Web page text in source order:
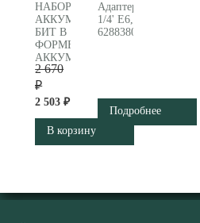
НАБОР
АККУМУЛЯТОРНЫХ
БИТ В
ФОРМЕ
АККУМУЛЯТОРА,
32
ПРЕДМЕТА,
METABO
(626696000)
2 670
₽
2 503 ₽
В корзину
Адаптер Metabo
1/4' E6,3 на 1/2' 72 мм
628838000
Подробнее